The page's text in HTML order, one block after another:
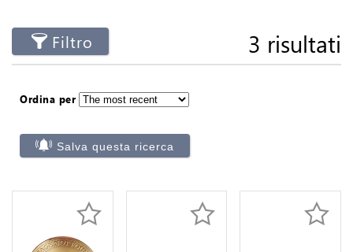
Filtro 3 risultati
Ordina per
Salva questa ricerca